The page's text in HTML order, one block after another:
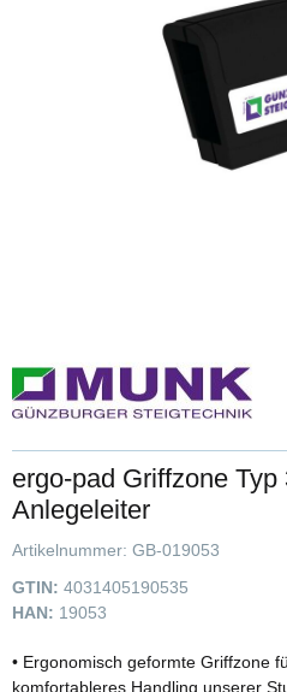
ergo-pad Griffzone Typ
Anlegeleiter
Artikelnummer: GB-019053
GTIN: 4031405190535
HAN: 19053
• Ergonomisch geformte Griffzone
komfortableres Handling unserer